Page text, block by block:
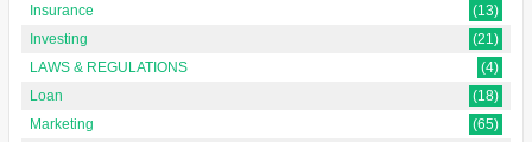
Insurance
(13)
Investing
(21)
LAWS & REGULATIONS
(4)
Loan
(18)
Marketing
(65)